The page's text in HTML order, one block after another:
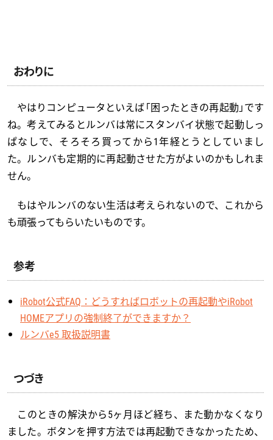
おわりに
やはりコンピュータといえば「困ったときの再起動」です
ね。考えてみるとルンバは常にスタンバイ状態で起動しっ
ぱなしで、そろそろ買ってから1年経とうとしていまし
た。ルンバも定期的に再起動させた方がよいのかもしれま
せん。
もはやルンバのない生活は考えられないので、これから
も頑張ってもらいたいものです。
参考
iRobot公式FAQ：どうすればロボットの再起動やiRobot
HOMEアプリの強制終了ができますか？
ルンバe5 取扱説明書
つづき
このときの解決から5ヶ月ほど経ち、また動かなくなり
ました。ボタンを押す方法では再起動できなかったため、